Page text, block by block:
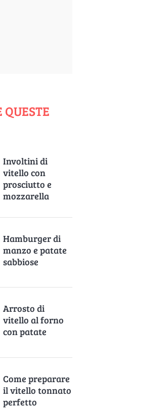
Involtini di
vitello con
prosciutto e
mozzarella
Hamburger di
manzo e patate
sabbiose
Arrosto di
vitello al forno
con patate
Come preparare
il vitello tonnato
perfetto